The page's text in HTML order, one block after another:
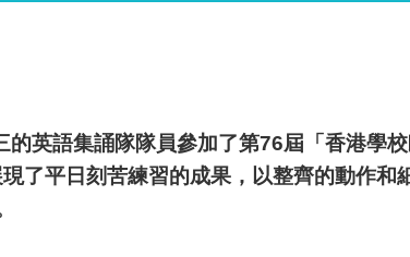
英語集誦隊隊員參加了第76屆「香港學
了平日刻苦練習的成果，以整齊的動作和